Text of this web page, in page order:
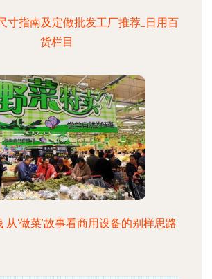
寸指南及定做批发工厂推荐_日用百
货栏目
从‘做菜’故事看商用设备的别样思路